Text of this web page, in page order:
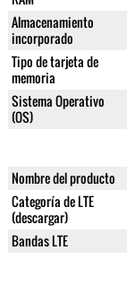
Almacenamiento
incorporado
Tipo de tarjeta de
memoria
Sistema Operativo
(OS)
Nombre del producto
Categoría de LTE
(descargar)
Bandas LTE